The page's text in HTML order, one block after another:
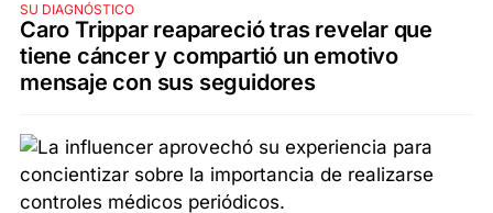
SU DIAGNÓSTICO
Caro Trippar reapareció tras revelar que
tiene cáncer y compartió un emotivo
mensaje con sus seguidores